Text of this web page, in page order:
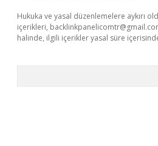
Hukuka ve yasal düzenlemelere aykırı
içerikleri,
halinde, ilgili içerikler yasal süre